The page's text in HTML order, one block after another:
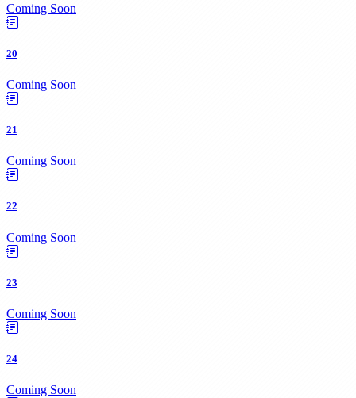
Coming Soon
20
Coming Soon
21
Coming Soon
22
Coming Soon
23
Coming Soon
24
Coming Soon